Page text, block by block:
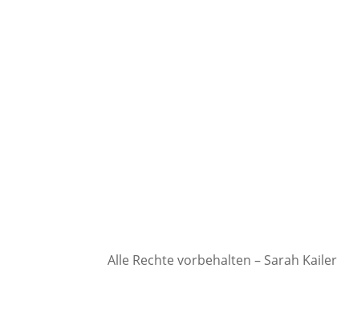
Alle Rechte vorbehalten – Sarah Kailer